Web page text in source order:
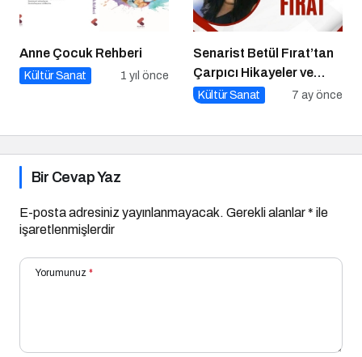
Anne Çocuk Rehberi
Kültür Sanat 1 yıl önce
Senarist Betül Fırat’tan
Çarpıcı Hikayeler ve
Şarkılar
Kültür Sanat 7 ay önce
Bir Cevap Yaz
E-posta adresiniz yayınlanmayacak. Gerekli alanlar* ile
işaretlenmişlerdir
Yorumunuz *